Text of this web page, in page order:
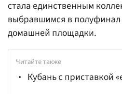
стала единственным
выбравшимся в
домашней площадки.
Читайте также
Кубань с приставкой